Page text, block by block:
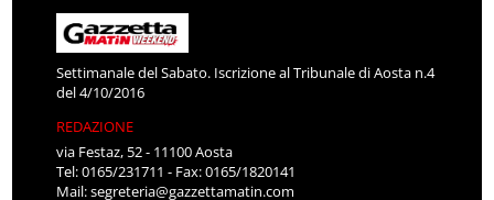
Settimanale del Sabato. Iscrizione al Tribunale di Aosta n.4
del 4/10/2016
REDAZIONE
via Festaz, 52 - 11100 Aosta
Tel: 0165/231711 - Fax: 0165/1820141
Mail:segreteria@gazzettamatin.com